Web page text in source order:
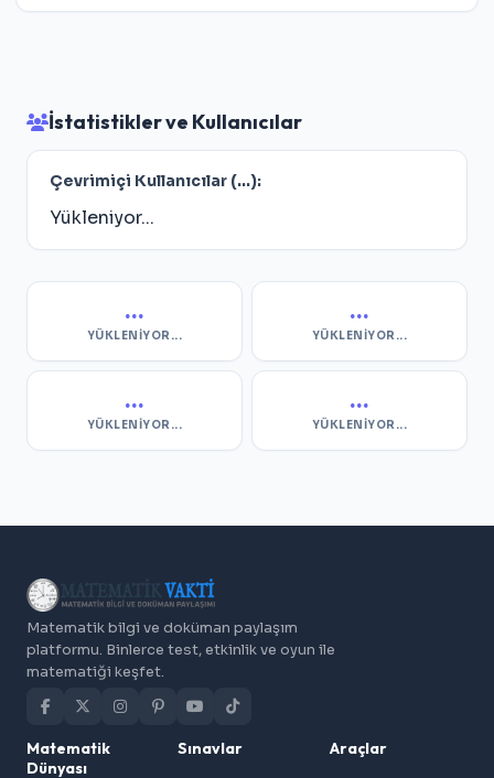
İstatistikler ve Kullanıcılar
Çevrimiçi Kullanıcılar (...):
Yükleniyor...
...
YÜKLENIYOR...
...
YÜKLENIYOR...
...
YÜKLENIYOR...
...
YÜKLENIYOR...
Matematik bilgi ve doküman paylaşım
platformu. Binlerce test, etkinlik ve oyun ile
matematiği keşfet.
Matematik
Dünyası
Sınavlar Araçlar